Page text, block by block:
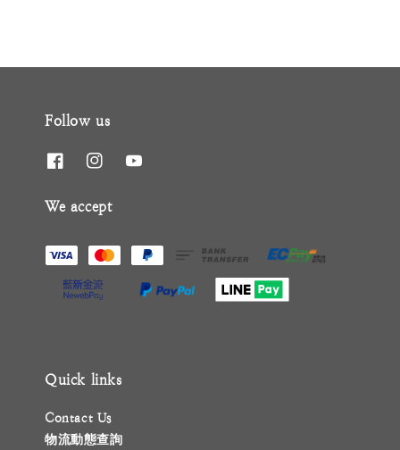
Follow us
We accept
Quick links
Contact Us
物流動態查詢